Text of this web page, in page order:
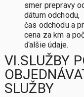
smer prepravy
dátum odchodu,
čas odchodu a
cena za km a
ďalšie údaje.
VI.SLUŽBY
SLUŽBY